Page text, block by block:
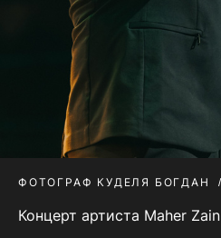
ФОТОГРАФ КУДЕЛЯ БОГДАН
Концерт артиста Maher Zain